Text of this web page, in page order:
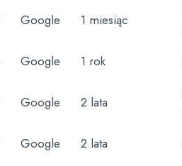
Google 1 miesiąc
Google 1 rok
Google 2 lata
Google 2 lata